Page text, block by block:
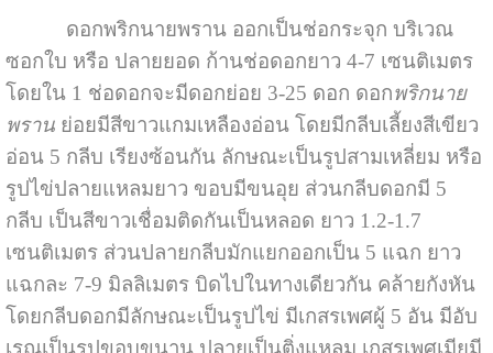
ดอกพริกนายพราน ออกเป็นช่อกระจุก บริเวณ
ซอกใบ หรือ ปลายยอด ก้านช่อดอกยาว 4-7 เซนติเมตร
โดยใน 1 ช่อดอกจะมีดอกย่อย 3-25 ดอก ดอกพริกนาย
พรานย่อยมีสีขาวแกมเหลืองอ่อน โดยมีกลีบเลี้ยงสีเขียว
อ่อน 5 กลีบ เรียงซ้อนกัน ลักษณะเป็นรูปสามเหลี่ยม หรือ
รูปไข่ปลายแหลมยาว ขอบมีขนอุย ส่วนกลีบดอกมี 5
กลีบ เป็นสีขาวเชื่อมติดกันเป็นหลอด ยาว 1.2-1.7
เซนติเมตร ส่วนปลายกลีบมักแยกออกเป็น 5 แฉก ยาว
แฉกละ 7-9 มิลลิเมตร บิดไปในทางเดียวกัน คล้ายกังหัน
โดยกลีบดอกมีลักษณะเป็นรูปไข่ มีเกสรเพศผู้ 5 อัน มีอับ
เรณูเป็นรูปขอบขนาน ปลายเป็นติ่งแหลม เกสรเพศเมียมี